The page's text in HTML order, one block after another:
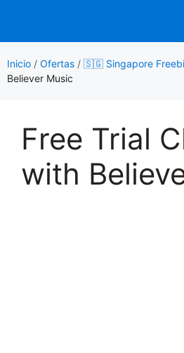
contenido
Inicio / Ofertas / 🇸🇬 Singapore
Believer Music
Free Trial
with